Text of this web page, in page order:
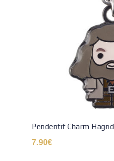
Pendentif Charm Hagrid
7.90€